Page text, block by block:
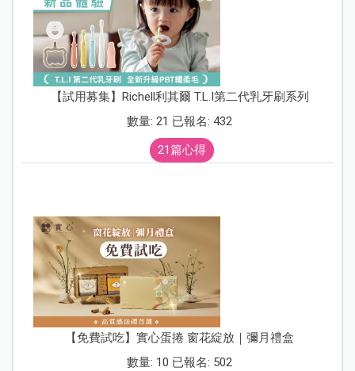
【試用募集】Richell利其爾 T.L.I第二代乳牙刷系列
數量: 21 已報名: 432
21篇心得
【免費試吃】實心蛋捲 窗花綻放｜彌月禮盒
數量: 10 已報名: 502